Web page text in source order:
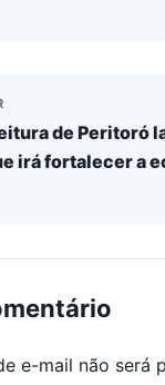
de Peritoró
irá fortalecer a
e-mail não será